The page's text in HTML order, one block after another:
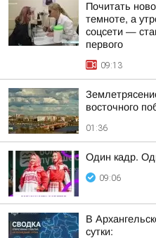
Почитать
темноте, а
соцсети —
первого
09:13
восточного
01:36
Один кадр.
09:06
В
сутки: